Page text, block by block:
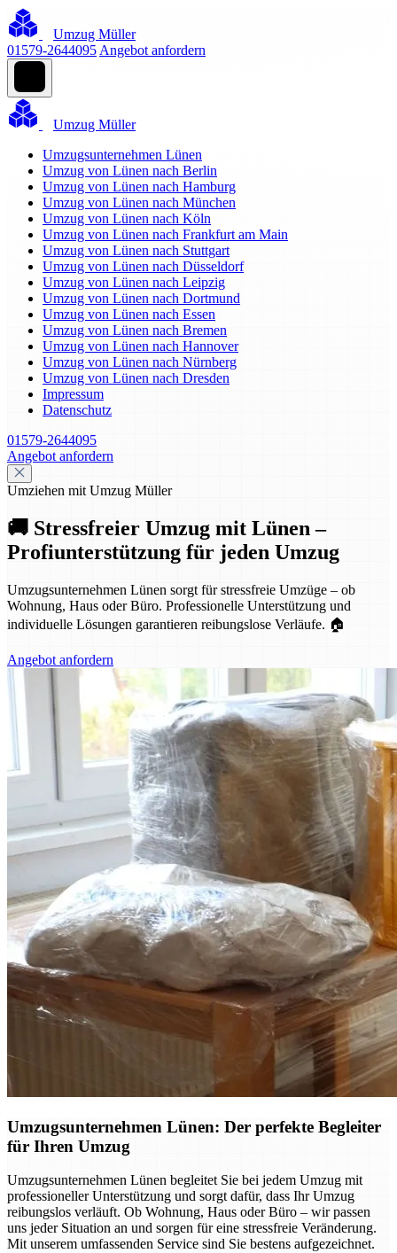
Umzug Müller
01579-2644095 Angebot anfordern
Umzug Müller
Umzugsunternehmen Lünen
Umzug von Lünen nach Berlin
Umzug von Lünen nach Hamburg
Umzug von Lünen nach München
Umzug von Lünen nach Köln
Umzug von Lünen nach Frankfurt am Main
Umzug von Lünen nach Stuttgart
Umzug von Lünen nach Düsseldorf
Umzug von Lünen nach Leipzig
Umzug von Lünen nach Dortmund
Umzug von Lünen nach Essen
Umzug von Lünen nach Bremen
Umzug von Lünen nach Hannover
Umzug von Lünen nach Nürnberg
Umzug von Lünen nach Dresden
Impressum
Datenschutz
01579-2644095
Angebot anfordern
Umziehen mit Umzug Müller
🚚 Stressfreier Umzug mit Lünen –
Profiunterstützung für jeden Umzug
Umzugsunternehmen Lünen sorgt für stressfreie Umzüge – ob
Wohnung, Haus oder Büro. Professionelle Unterstützung und
individuelle Lösungen garantieren reibungslose Verläufe. 🏠
Angebot anfordern
Umzugsunternehmen Lünen: Der perfekte Begleiter
für Ihren Umzug
Umzugsunternehmen Lünen begleitet Sie bei jedem Umzug mit
professioneller Unterstützung und sorgt dafür, dass Ihr Umzug
reibungslos verläuft. Ob Wohnung, Haus oder Büro – wir passen
uns jeder Situation an und sorgen für eine stressfreie Veränderung.
Mit unserem umfassenden Service sind Sie bestens aufgezeichnet.